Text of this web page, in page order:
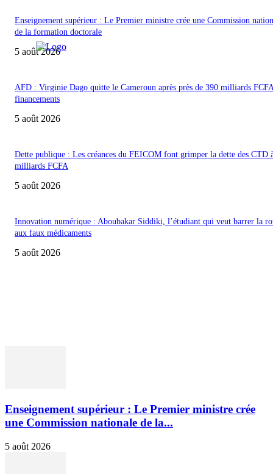
Enseignement supérieur : Le Premier ministre crée une Commission
de la formation doctorale
5 août 2026
AFD : Virginie Dago quitte le Cameroun après près de 390 milliards
financements
5 août 2026
Dette publique : Les créances du FEICOM font grimper la dette des CTD
milliards FCFA
5 août 2026
Innovation numérique : Aboubakar Siddiki, l’étudiant qui veut barrer la
aux faux médicaments
5 août 2026
Enseignement supérieur : Le Premier ministre crée
une Commission nationale de la...
5 août 2026